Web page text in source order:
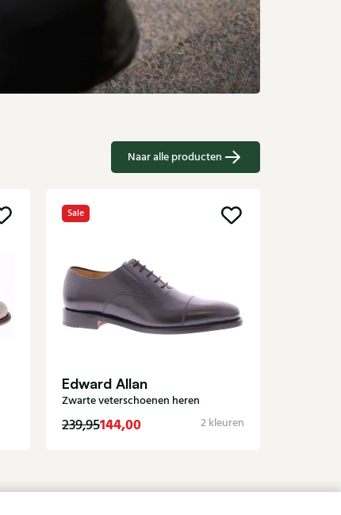
Naar alle producten
Sale
Edward Allan
Zwarte veterschoenen heren
239,95144,00 2 kleuren